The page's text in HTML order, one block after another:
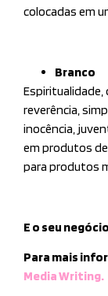
colocadas em
Branco
Espiritualidade,
reverência,
inocência,
em produtos
para produtos
E o seu
Para mais
Media Writing.